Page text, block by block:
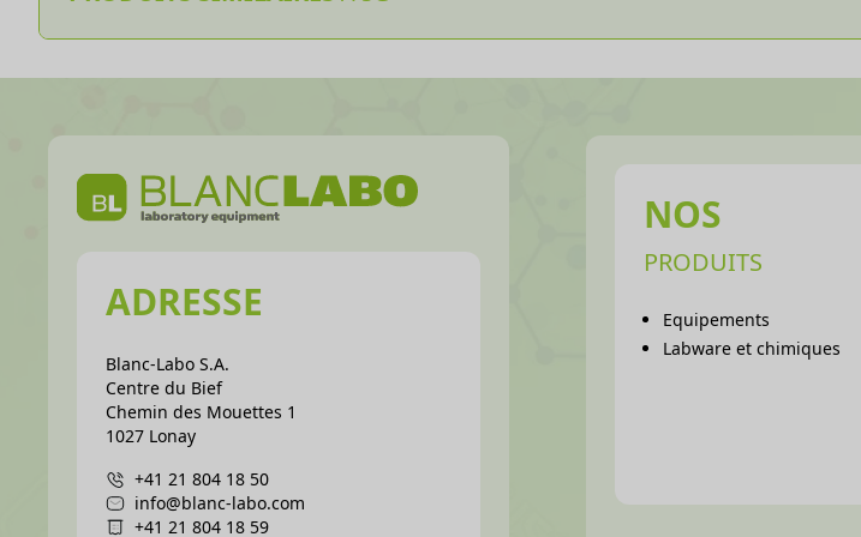
ADRESSE
Blanc-Labo S.A.
Centre du Bief
Chemin des Mouettes 1
1027 Lonay
+41 21 804 18 50
info@blanc-labo.com
+41 21 804 18 59
NOS
PRODUITS
Equipements
Labware et chimiques